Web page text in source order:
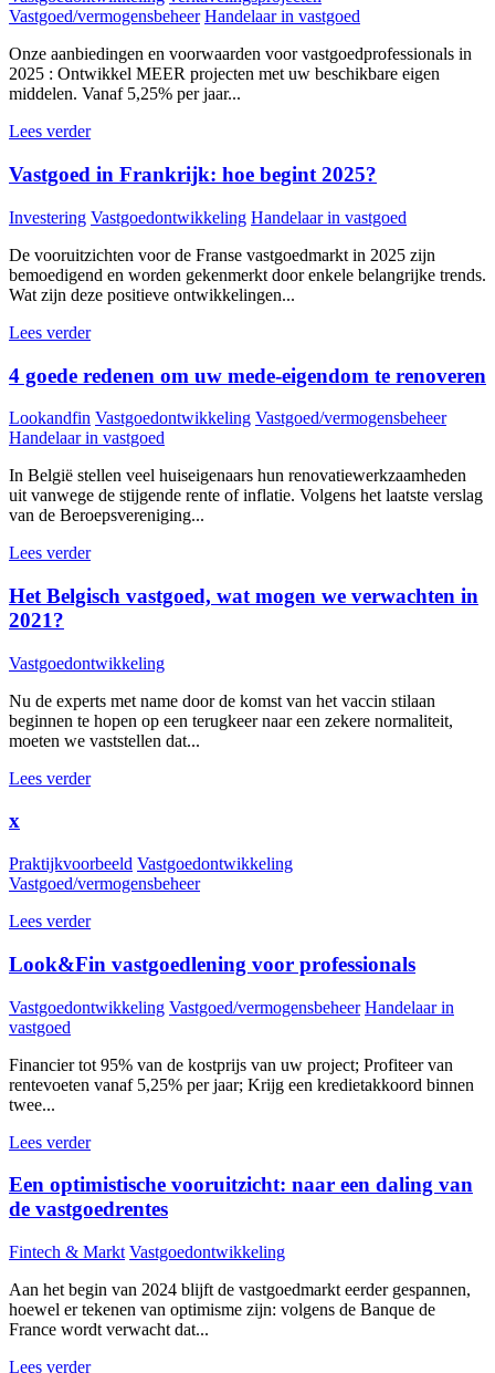
Vastgoed/vermogensbeheer Handelaar in vastgoed
Onze aanbiedingen en voorwaarden voor vastgoedprofessionals in
2025 : Ontwikkel MEER projecten met uw beschikbare eigen
middelen. Vanaf 5,25% per jaar...
Lees verder
Vastgoed in Frankrijk: hoe begint 2025?
Investering Vastgoedontwikkeling Handelaar in vastgoed
De vooruitzichten voor de Franse vastgoedmarkt in 2025 zijn
bemoedigend en worden gekenmerkt door enkele belangrijke trends.
Wat zijn deze positieve ontwikkelingen...
Lees verder
4 goede redenen om uw mede-eigendom te renoveren
Lookandfin Vastgoedontwikkeling Vastgoed/vermogensbeheer
Handelaar in vastgoed
In België stellen veel huiseigenaars hun renovatiewerkzaamheden
uit vanwege de stijgende rente of inflatie. Volgens het laatste verslag
van de Beroepsvereniging...
Lees verder
Het Belgisch vastgoed, wat mogen we verwachten in
2021?
Vastgoedontwikkeling
Nu de experts met name door de komst van het vaccin stilaan
beginnen te hopen op een terugkeer naar een zekere normaliteit,
moeten we vaststellen dat...
Lees verder
x
Praktijkvoorbeeld Vastgoedontwikkeling
Vastgoed/vermogensbeheer
Lees verder
Look&Fin vastgoedlening voor professionals
Vastgoedontwikkeling Vastgoed/vermogensbeheer Handelaar in
vastgoed
Financier tot 95% van de kostprijs van uw project; Profiteer van
rentevoeten vanaf 5,25% per jaar; Krijg een kredietakkoord binnen
twee...
Lees verder
Een optimistische vooruitzicht: naar een daling van
de vastgoedrentes
Fintech & Markt Vastgoedontwikkeling
Aan het begin van 2024 blijft de vastgoedmarkt eerder gespannen,
hoewel er tekenen van optimisme zijn: volgens de Banque de
France wordt verwacht dat...
Lees verder